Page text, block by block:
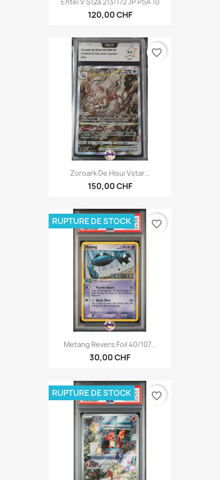
120,00 CHF
Zoroark De Hisui Vstar...
150,00 CHF
favorite_border
Metang Revers Foil 40/107...
30,00 CHF
RUPTURE DE STOCK favorite_border
RUPTURE DE STOCK favorite_border